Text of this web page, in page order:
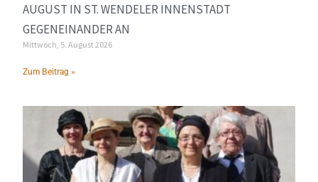
UGUST IN ST. WENDELER INNENSTADT G
EGENEINANDER AN
Mittwoch, 5. August 2026
Zum Beitrag »